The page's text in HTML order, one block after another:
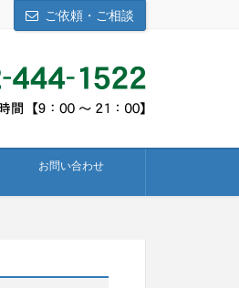
ご依頼・ご相談
お問い合わせ